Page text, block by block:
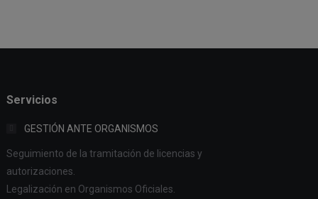
Servicios
GESTIÓN ANTE ORGANISMOS
Seguimiento de la tramitación de licencias y
autorizaciones.
Legalización en Organismos Oficiales.